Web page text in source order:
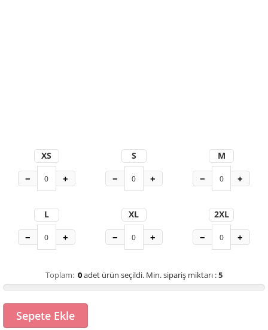
XS
− +
S
− +
M
− +
L
− +
XL
− +
2XL
− +
Toplam: 0adet ürün seçildi. Min. sipariş miktarı :5
Sepete Ekle